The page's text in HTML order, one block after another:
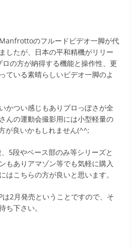
のフルードビデオ一脚が代
したが、日本の平和精機がリリー
の方が納得する機能と操作性、更
ている素晴らしいビデオ一脚のよ
かつい感じもありプロっぽさが全
んの運動会撮影用には小型軽量の
が良いかもしれません(^^;
5段やベース部のみ等シリーズと
もありアマゾン等でも気軽に購入
はこちらの方が良いと思います。
2月発売ということですので、そ
ち下さい。